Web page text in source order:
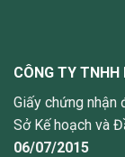
CÔNG TY TNHH
Giấy chứng nhận
Sở Kế hoạch và
06/07/2015